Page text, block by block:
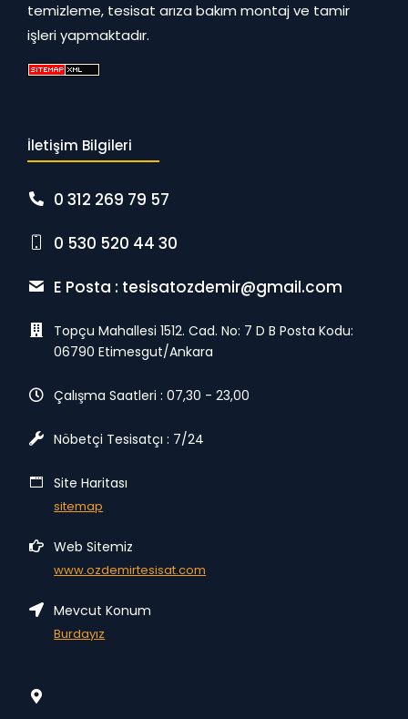
temizleme, tesisat arıza bakım montaj ve tamir
işleri yapmaktadır.
İletişim Bilgileri
0 312 269 79 57
0 530 520 44 30
E Posta : tesisatozdemir@gmail.com
Topçu Mahallesi 1512. Cad. No: 7 D B Posta Kodu:
06790 Etimesgut/Ankara
Çalışma Saatleri : 07,30 - 23,00
Nöbetçi Tesisatçı : 7/24
Site Haritası
sitemap
Web Sitemiz
www.ozdemirtesisat.com
Mevcut Konum
Burdayız